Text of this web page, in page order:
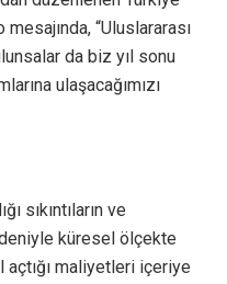
“Uluslararası
da biz yıl sonu
ulaşacağımızı
sıkıntıların ve
küresel ölçekte
maliyetleri içeriye